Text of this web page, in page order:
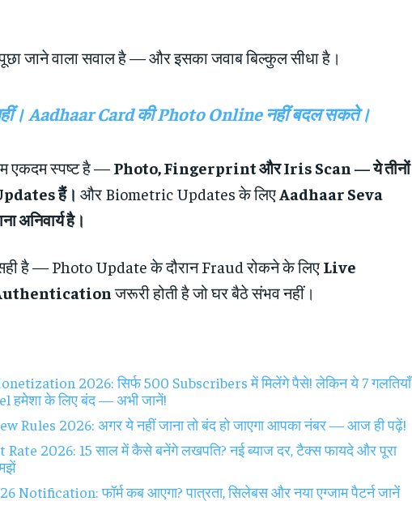
जाने वाला सवाल है — और इसका जवाब बिल्कुल सीधा है।
Aadhaar Card की Photo Online नहीं बदल सकते।
एकदम स्पष्ट है — Photo, Fingerprint और Iris Scan — ये तीनों
हैं। और Biometric Updates के लिएAadhaar Seva
अनिवार्य है।
है — Photo Update के दौरान Fraud रोकने के लिए Live
जरूरी होती है जो घर बैठे संभव नहीं।
2026: सिर्फ 500 Subscribers में मिलेंगे पैसे! लेकिन ये 7 गलतियाँ
हमेशा के लिए बंद — अभी जानें!
Rules 2026: अगर ये नहीं जाना तो बंद हो जाएगा आपका नंबर — आज ही पढ़ें!
Rate 2026: 15 साल में कैसे बनेंगे लखपति? नई ब्याज दर, टैक्स फायदे और पूरा
Notification: फॉर्म कब आएगा? पात्रता, सिलेबस और नया एग्जाम पैटर्न जानें